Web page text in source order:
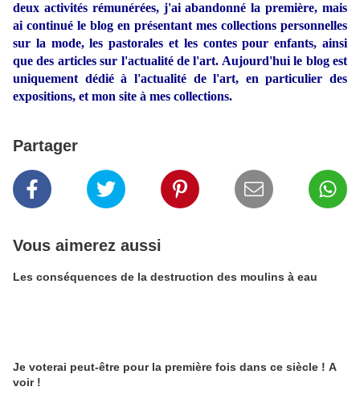
deux activités rémunérées, j'ai abandonné la première, mais
ai continué le blog en présentant mes collections personnelles
sur la mode, les pastorales et les contes pour enfants, ainsi
que des articles sur l'actualité de l'art. Aujourd'hui le blog est
uniquement dédié à l'actualité de l'art, en particulier des
expositions, et mon site à mes collections.
Partager
Vous aimerez aussi
Les conséquences de la destruction des moulins à eau
Je voterai peut-être pour la première fois dans ce siècle ! A
voir !